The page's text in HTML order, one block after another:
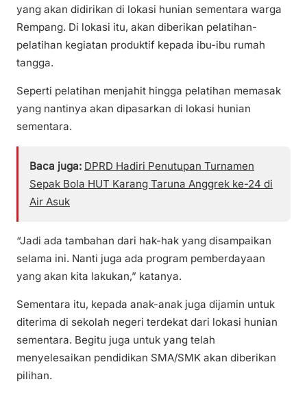
yang akan didirikan di lokasi hunian sementara warga
Rempang. Di lokasi itu, akan diberikan pelatihan-
pelatihan kegiatan produktif kepada ibu-ibu rumah
tangga.
Seperti pelatihan menjahit hingga pelatihan memasak
yang nantinya akan dipasarkan di lokasi hunian
sementara.
Baca juga: DPRD Hadiri Penutupan Turnamen
Sepak Bola HUT Karang Taruna Anggrek ke-24 di
Air Asuk
“Jadi ada tambahan dari hak-hak yang disampaikan
selama ini. Nanti juga ada program pemberdayaan
yang akan kita lakukan,” katanya.
Sementara itu, kepada anak-anak juga dijamin untuk
diterima di sekolah negeri terdekat dari lokasi hunian
sementara. Begitu juga untuk yang telah
menyelesaikan pendidikan SMA/SMK akan diberikan
pilihan.